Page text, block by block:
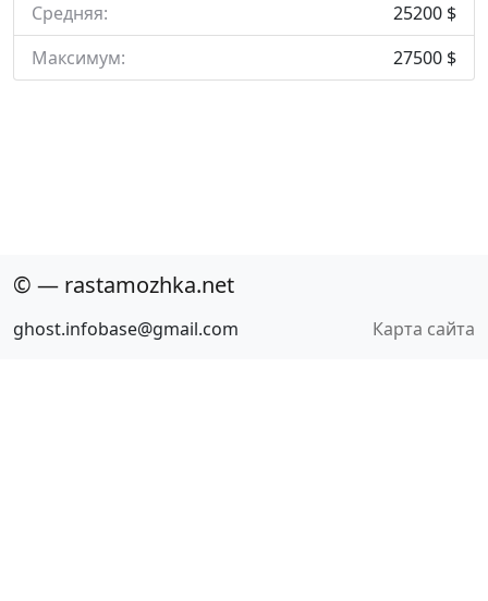
Средняя:
25200 $
Максимум:
27500 $
© — rastamozhka.net
ghost.infobase@gmail.com Карта сайта